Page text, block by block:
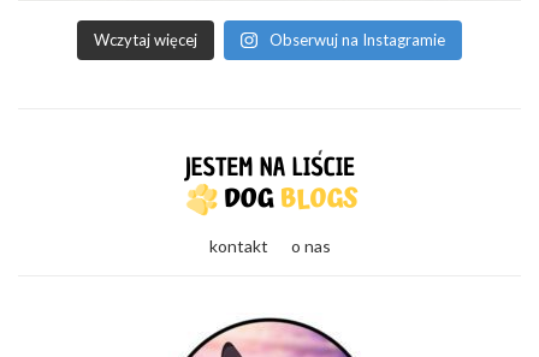
Wczytaj więcej Obserwuj na Instagramie
kontakt o nas